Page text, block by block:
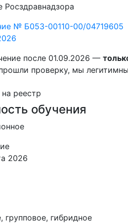
Росздравнадзора
№ Б053-00110-00/04719605
после 01.09.2026 —
проверку, мы легитимны
реестр
обучения
2026
групповое, гибридное